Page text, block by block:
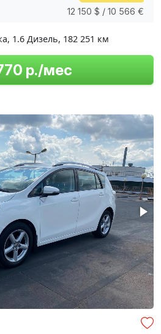
12 150 $ / 10 566 €
, 1.6 Дизель, 182 251 км
р./мес